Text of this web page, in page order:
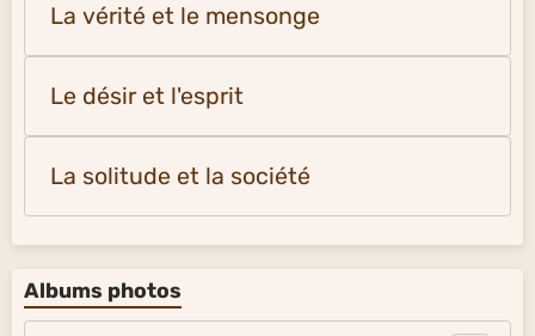
La vérité et le mensonge
Le désir et l'esprit
La solitude et la société
Albums photos